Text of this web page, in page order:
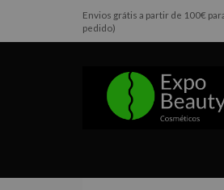
Envios grátis a partir de 100€
pedido)